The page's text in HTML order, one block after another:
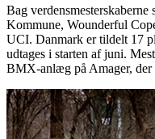
Bag
Kommune, Wounderful
UCI. Danmark er tildelt 17
udtages i starten af juni.
BMX-anlæg på Amager, der